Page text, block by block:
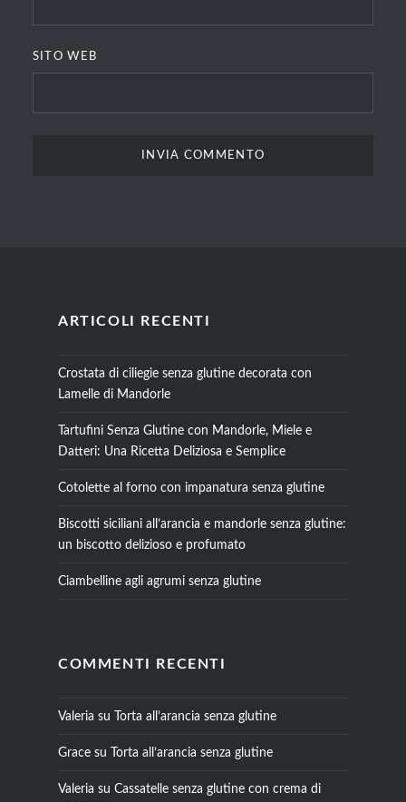
SITO WEB
ARTICOLI RECENTI
Crostata di ciliegie senza glutine decorata con
Lamelle di Mandorle
Tartufini Senza Glutine con Mandorle, Miele e
Datteri: Una Ricetta Deliziosa e Semplice
Cotolette al forno con impanatura senza glutine
Biscotti siciliani all’arancia e mandorle senza glutine:
un biscotto delizioso e profumato
Ciambelline agli agrumi senza glutine
COMMENTI RECENTI
Valeria su Torta all’arancia senza glutine
Gracesu Torta all’arancia senza glutine
Valeria su Cassatelle senza glutine con crema di